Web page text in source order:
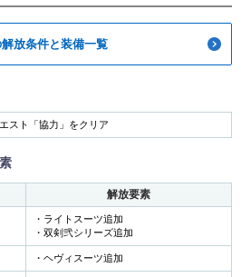
放条件と装備一覧
スト「協力」をクリア
解放要素
・ライトスーツ追加
・双剣弐シリーズ追加
・ヘヴィスーツ追加